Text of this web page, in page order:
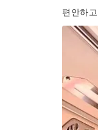
편안하